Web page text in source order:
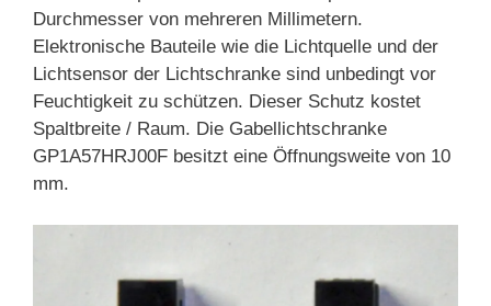
Durchmesser von mehreren Millimetern.
Elektronische Bauteile wie die Lichtquelle und der
Lichtsensor der Lichtschranke sind unbedingt vor
Feuchtigkeit zu schützen. Dieser Schutz kostet
Spaltbreite / Raum. Die Gabellichtschranke
GP1A57HRJ00F besitzt eine Öffnungsweite von 10
mm.